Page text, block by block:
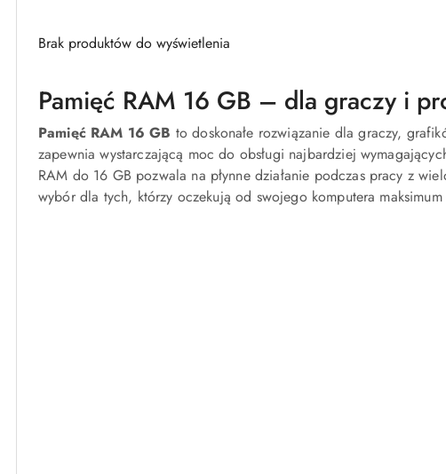
Brak produktów do wyświetlenia
Pamięć RAM 16 GB – dla graczy i
Pamięć RAM 16 GB to doskonałe rozwiązanie dla graczy,
zapewnia wystarczającą moc do obsługi najbardziej
RAM do 16 GB pozwala na płynne działanie podczas pracy z
wybór dla tych, którzy oczekują od swojego komputera